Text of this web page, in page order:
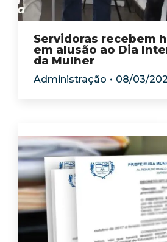
Servidoras recebem
em alusão ao Dia
da Mulher
Administração 08/03/